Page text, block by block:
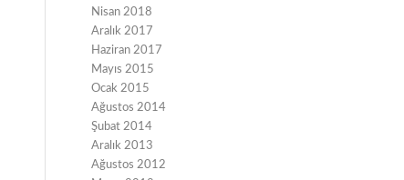
Nisan 2018
Aralık 2017
Haziran 2017
Mayıs 2015
Ocak 2015
Ağustos 2014
Şubat 2014
Aralık 2013
Ağustos 2012